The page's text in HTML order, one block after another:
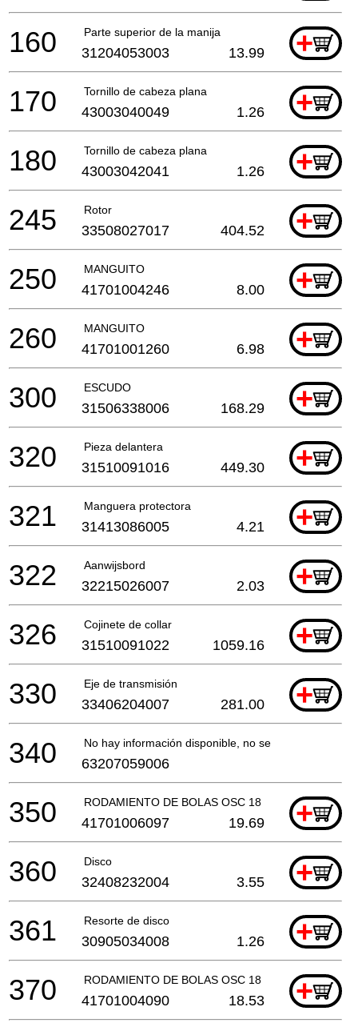
Parte superior de la manija +
160 31204053003 13.99
Tornillo de cabeza plana +
170 43003040049 1.26
Tornillo de cabeza plana +
180 43003042041 1.26
Rotor +
245 33508027017 404.52
MANGUITO +
250 41701004246 8.00
MANGUITO +
260 41701001260 6.98
ESCUDO +
300 31506338006 168.29
Pieza delantera +
320 31510091016 449.30
Manguera protectora +
321 31413086005 4.21
Aanwijsbord +
322 32215026007 2.03
Cojinete de collar +
326 31510091022 1059.16
Eje de transmisión +
330 33406204007 281.00
No hay información disponible, no se puede pedir
340 63207059006
RODAMIENTO DE BOLAS OSC 18 +
350 41701006097 19.69
Disco +
360 32408232004 3.55
Resorte de disco +
361 30905034008 1.26
RODAMIENTO DE BOLAS OSC 18 +
370 41701004090 18.53